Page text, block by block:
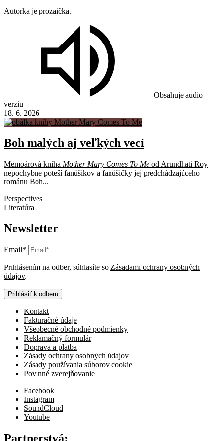
Autorka je prozaička.
Obsahuje audio
verziu
18. 6. 2026
Boh malých aj veľkých vecí
Memoárová kniha Mother Mary Comes To Me od Arundhati Roy
nepochybne poteší fanúšikov a fanúšičky jej predchádzajúceho
románu Boh...
Perspectives
Literatúra
Newsletter
Email*
Prihlásením na odber, súhlasíte so Zásadami ochrany osobných
údajov.
Prihlásiť k odberu
Kontakt
Fakturačné údaje
Všeobecné obchodné podmienky
Reklamačný formulár
Doprava a platba
Zásady ochrany osobných údajov
Zásady používania súborov cookie
Povinné zverejňovanie
Facebook
Instagram
SoundCloud
Youtube
Partnerstvá: